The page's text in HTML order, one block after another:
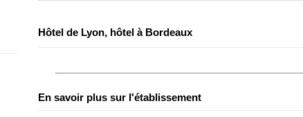
Hôtel de Lyon, hôtel à Bordeaux
En savoir plus sur l'établissement